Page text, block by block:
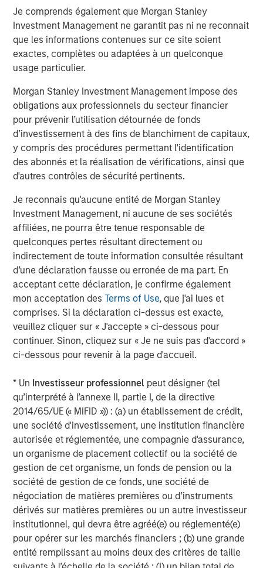
Je comprends également que Morgan Stanley
Investment Management ne garantit pas ni ne reconnait
que les informations contenues sur ce site soient
exactes, complètes ou adaptées à un quelconque
usage particulier.
Morgan Stanley Investment Management impose des
obligations aux professionnels du secteur financier
pour prévenir l’utilisation détournée de fonds
d’investissement à des fins de blanchiment de capitaux,
y compris des procédures permettant l'identification
des abonnés et la réalisation de vérifications, ainsi que
d'autres contrôles de sécurité pertinents.
Je reconnais qu'aucune entité de Morgan Stanley
Investment Management, ni aucune de ses sociétés
affiliées, ne pourra être tenue responsable de
quelconques pertes résultant directement ou
indirectement de toute information consultée résultant
d’une déclaration fausse ou erronée de ma part. En
acceptant cette déclaration, je confirme également
mon acceptation desTerms of Use, que j'ai lues et
comprises. Si la déclaration ci-dessus est exacte,
veuillez cliquer sur « J'accepte » ci-dessous pour
continuer. Sinon, cliquez sur « Je ne suis pas d'accord »
ci-dessous pour revenir à la page d'accueil.
* Un Investisseur professionnel peut désigner (tel
qu’interprété à l’annexe II, partie I, de la directive
2014/65/UE (« MiFID »)) : (a) un établissement de crédit,
une société d'investissement, une institution financière
autorisée et réglementée, une compagnie d'assurance,
un organisme de placement collectif ou la société de
gestion de cet organisme, un fonds de pension ou la
société de gestion de ce fonds, une société de
négociation de matières premières ou d’instruments
dérivés sur matières premières ou un autre investisseur
institutionnel, qui devra être agréé(e) ou réglementé(e)
pour opérer sur les marchés financiers ; (b) une grande
entité remplissant au moins deux des critères de taille
MSCP team to deliver a differentiated experience for our
members.”
Baird acted as lead transaction advisor to MSCP on the
continuation fund while Harris Williams provided industry
related advice to MSCP, and Debevoise & Plimpton served
as legal advisor to MSCP.
About World 50
Headquartered in Atlanta, GA, World 50 is a leading peer
to peer community for CEOs, board directors, C-suite
executives, and emerging enterprise leaders at globally
respected organizations. Since 2004, World 50 has
ahead. Through highly curated product and service
offerings, World 50 fosters small, private communities for
executives from a multitude of functions and industries to
build impactful relationships with one another, work
through challenges, and elevate their impact as leaders.
World 50 members are at the forefront of transformation,
leading organizations with a total market cap exceeding
US $34 trillion and more than 37 million employees
worldwide. World 50’s mission remains laser focused on
accelerating the success of the company’s members,
their teams, and their organizations. For more information
about World 50, please visit: world50.com
About Morgan Stanley Capital Partners
Morgan Stanley Capital Partners, part of Morgan Stanley
Investment Management, is a leading middle-market
private equity platform that has invested capital for over
three decades. Morgan Stanley Capital Partners focuses
on privately negotiated equity and equity-related
investments primarily in North America and seeks to
create value in portfolio companies primarily in a series
of subsectors in the business services, consumer,
healthcare, education and industrials markets with an
emphasis on driving significant organic and acquisition
growth through an operationally focused approach. For
further information about Morgan Stanley Capital